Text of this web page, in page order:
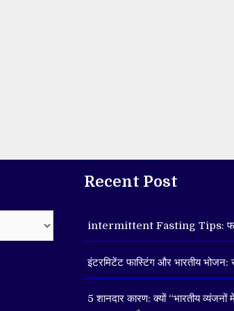
Recent Post
intermittent Fasting Tips:
इंटरमिटेंट फास्टिंग और भारतीय भोजन:
5 शानदार कारण: क्यों “भारतीय